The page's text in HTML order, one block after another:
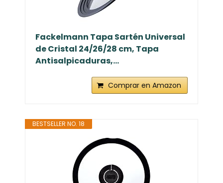
Fackelmann Tapa Sartén Universal
de Cristal 24/26/28 cm, Tapa
Antisalpicaduras,...
Comprar en Amazon
BESTSELLER NO. 18